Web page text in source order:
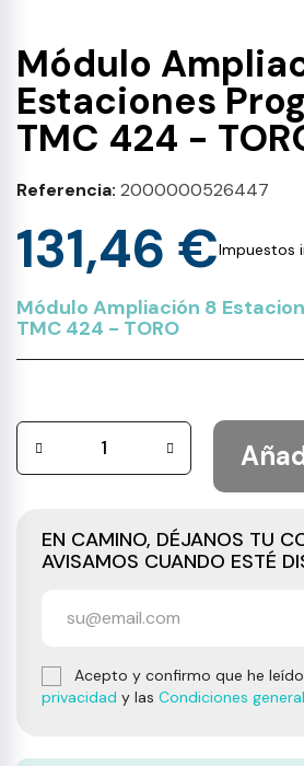
Módulo
Estaciones
TMC 424 -
Referencia 2000000526447
131,46 €Impuestos
Módulo Ampliación 8
TMC 424 - TORO
EN CAMINO, DÉJANOS TU
AVISAMOS CUANDO ESTÉ
Acepto y confirmo que he
privacidad y las Condiciones